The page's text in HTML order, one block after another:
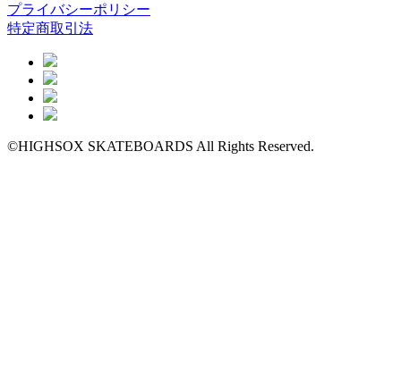
プライバシーポリシー
特定商取引法
©HIGHSOX SKATEBOARDS All Rights Reserved.